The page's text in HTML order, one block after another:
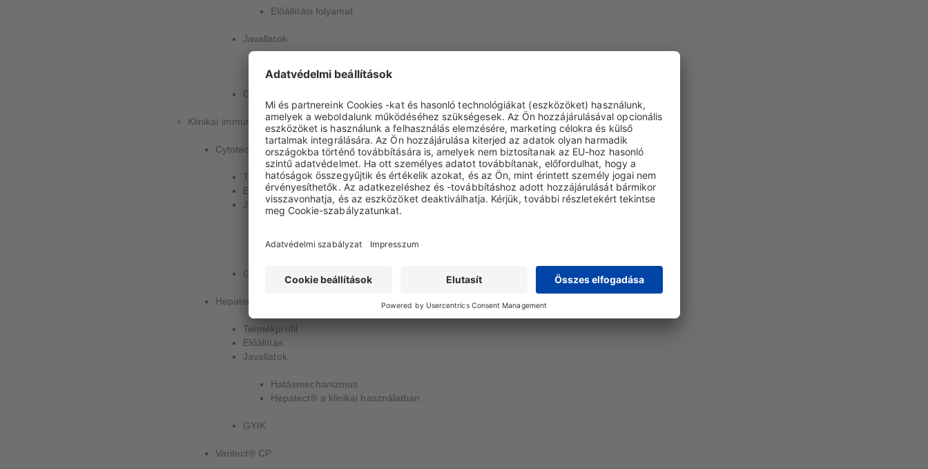
Előállítási folyamat
Javallatok
GYIK
Klinikai immunológia
Cytotect® CP
Temékprofil
Előállítás
Javallatok
A Cytotect® használata
GYIK
Hepatect®
Termékprofil
Előállítás
Javallatok
Hatásmechanizmus
Hepatect® a klinikai használatban
GYIK
Varitect® CP